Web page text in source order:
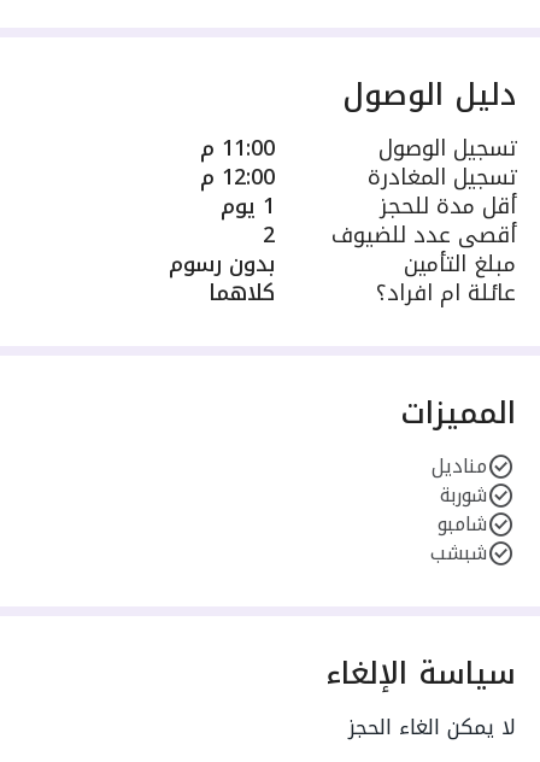
دليل الوصول
تسجيل الوصول 11:00 م
تسجيل المغادرة 12:00 م
أقل مدة للحجز 1 يوم
أقصى عدد للضيوف 2
مبلغ التأمين بدون رسوم
عائلة ام افراد؟ كلاهما
المميزات
مناديل
شوربة
شامبو
شبشب
سياسة الإلغاء
لا يمكن الغاء الحجز